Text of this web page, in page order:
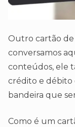
Outro cartão
conversamos
conteúdos, ele
crédito e débito
bandeira que
Como é um